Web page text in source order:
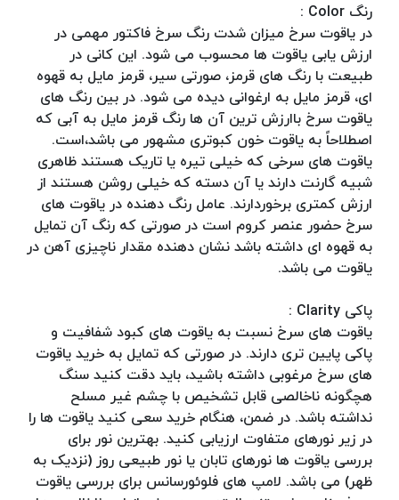
رنگ Color :
در یاقوت سرخ میزان شدت رنگ سرخ فاکتور مهمی در
ارزش یابی یاقوت ها محسوب می شود. این کانی در
طبیعت با رنگ های قرمز، صورتی سیر، قرمز مایل به قهوه
ای، قرمز مایل به ارغوانی دیده می شود. در بین رنگ های
یاقوت سرخ باارزش ترین آن ها رنگ قرمز مایل به آبی که
اصطلاحاً به یاقوت خون کبوتری مشهور می باشد،است.
یاقوت های سرخی که خیلی تیره یا تاریک هستند ظاهری
شبیه گارنت دارند یا آن دسته که خیلی روشن هستند از
ارزش کمتری برخوردارند. عامل رنگ دهنده در یاقوت های
سرخ حضور عنصر کروم است در صورتی که رنگ آن تمایل
به قهوه ای داشته باشد نشان دهنده مقدار ناچیزی آهن در
یاقوت می باشد.
پاکی Clarity :
یاقوت های سرخ نسبت به یاقوت های کبود شفافیت و
پاکی پایین تری دارند. در صورتی که تمایل به خرید یاقوت
های سرخ مرغوبی داشته باشید، باید دقت کنید سنگ
هچگونه ناخالصی قابل تشخیص با چشم غیر مسلح
نداشته باشد. در ضمن، هنگام خرید سعی کنید یاقوت ها را
در زیر نورهای متفاوت ارزیابی کنید. بهترین نور برای
بررسی یاقوت ها نورهای تابان یا نور طبیعی روز (نزدیک به
ظهر) می باشد. لامپ های فلوئورسانس برای بررسی یاقوت